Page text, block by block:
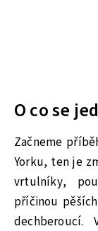
O co se
Začneme
Yorku, ten je
vrtulníky,
příčinou